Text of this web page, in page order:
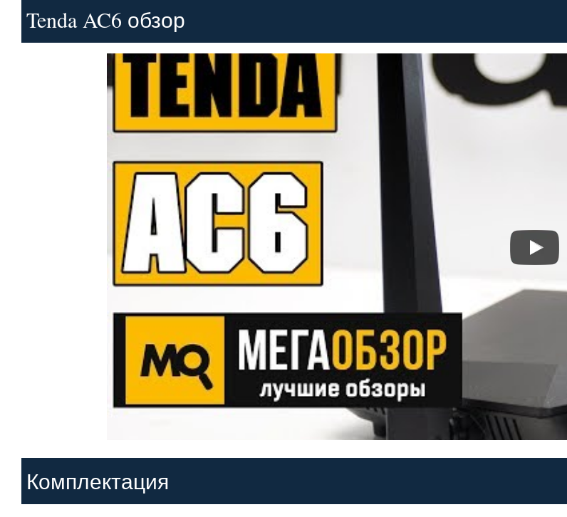
Tenda AC6 обзор
Комплектация